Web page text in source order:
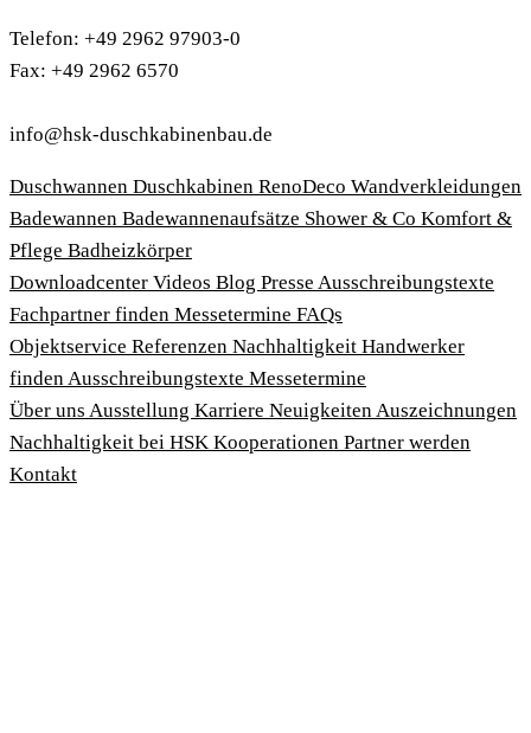
Telefon: +49 2962 97903-0
Fax: +49 2962 6570
info@hsk-duschkabinenbau.de
Duschwannen Duschkabinen RenoDeco Wandverkleidungen
Badewannen Badewannenaufsätze Shower & Co Komfort &
Pflege Badheizkörper
Download­center Videos Blog Presse Ausschreibungstexte
Fachpartner finden Messetermine FAQs
Objektservice Referenzen Nachhaltigkeit Handwerker
finden Ausschreibungstexte Messetermine
Über uns Ausstellung Karriere Neuigkeiten Auszeichnungen
Nachhaltigkeit bei HSK Kooperationen Partner werden
Kontakt